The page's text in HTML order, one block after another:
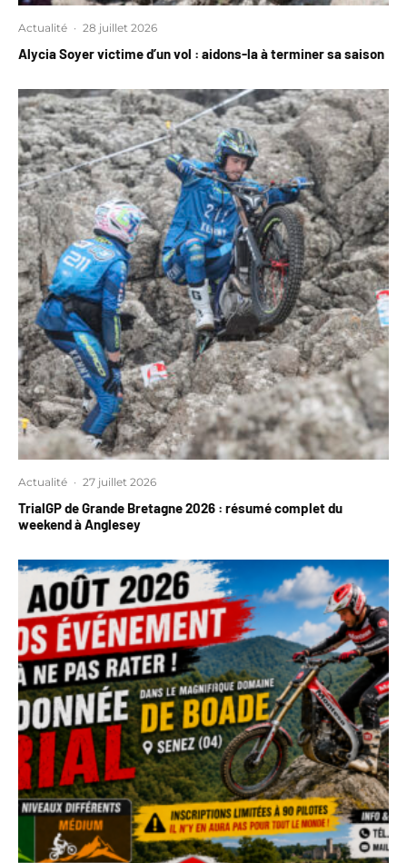
Actualité · 28 juillet 2026
Alycia Soyer victime d’un vol : aidons-la à terminer sa saison
Actualité · 27 juillet 2026
TrialGP de Grande Bretagne 2026 : résumé complet du
weekend à Anglesey